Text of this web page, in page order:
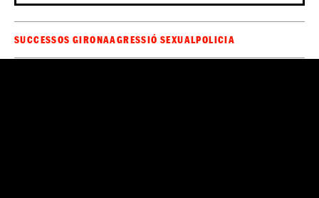
SUCCESSOS GIRONAAGRESSIÓ SEXUALPOLICIA